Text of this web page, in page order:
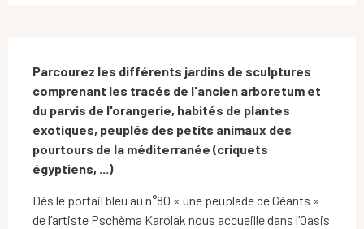
Parcourez les différents jardins de sculptures
comprenant les tracés de l'ancien arboretum et
du parvis de l'orangerie, habités de plantes
exotiques, peuplés des petits animaux des
pourtours de la méditerranée (criquets
égyptiens, ...)
Dès le portail bleu au n°80 « une peuplade de Géants »
de l’artiste Pschèma Karolak nous accueille dans l’Oasis